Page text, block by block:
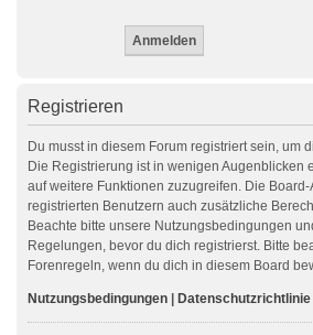
Registrieren
Du musst in diesem Forum registriert sein, um
Die Registrierung ist in wenigen Augenblicken
auf weitere Funktionen zuzugreifen. Die
registrierten Benutzern auch zusätzliche
Beachte bitte unsere Nutzungsbedingungen
Regelungen, bevor du dich registrierst. Bitte
Forenregeln, wenn du dich in diesem Board
Nutzungsbedingungen Datenschutzrichtlinie